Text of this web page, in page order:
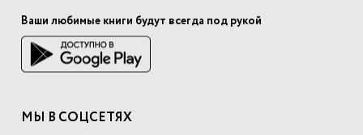
Ваши любимые книги будут всегда под рукой
МЫ В СОЦСЕТЯХ